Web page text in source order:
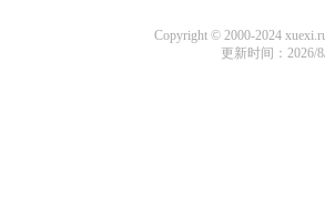
Copyright © 2000-2024
更新时间：2026/